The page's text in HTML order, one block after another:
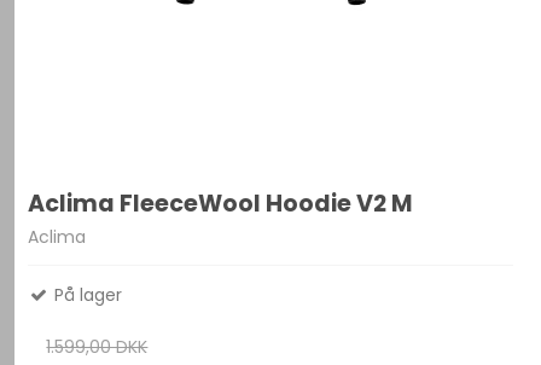
Aclima FleeceWool Hoodie V2 M
Aclima
På lager
1.599,00 DKK